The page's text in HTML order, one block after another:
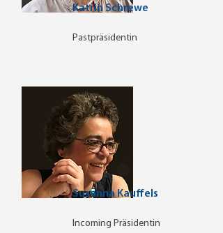
Katrin Schrewe
Pastpräsidentin
Susanna Kauffels
Incoming Präsidentin